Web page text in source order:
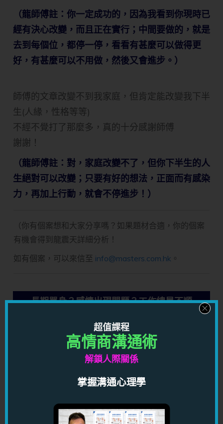
（龍師傅註：你一定成功的，因為我看到你現時已
經有決心改變，而且正在實行；中間要做的，就是
去到每個位，都停一停，看看有甚麼可以做得更
好，有甚麼可以不用做，然後又會進步。）
師傅的文章改變不到我家庭，但肯定能改變我下半
生(人緣，性格等等)
不經不覺打了那麼多，真的十分感謝師傅
謝謝！
（龍師傅註：對，家庭改變不了，但你下半生的人
生絕對可以改變；只要有好的想法，正面而有感染
力，再加上行動，就會不停進步！）
（你有個案想和大家分享嗎？如果題材合適，你的個案
有機會得到龍震天詳細分析！
如有個案，可以來信至 info@masters.com.hk 。
長期單身？感情出現問題？工作總是不順
大部份都不是運不好 ，而是 你不清楚問題的解決方法
；方法不通，任你有多大努力都沒有用處。
感情咨詢
超值課程
高情商溝通術
解鎖人際關係
掌握溝通心理學